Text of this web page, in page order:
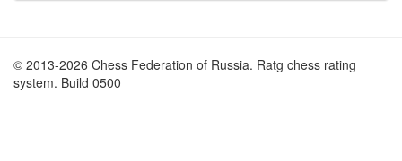
© 2013-2026 Chess Federation of Russia. Ratg chess rating
system. Build 0500